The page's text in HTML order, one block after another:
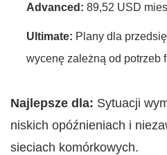
Advanced: 89,52 USD
Ultimate: Plany dla
wycenę zależną od potrzeb
Najlepsze dla: Sytuacji
niskich opóźnieniach i
sieciach komórkowych.